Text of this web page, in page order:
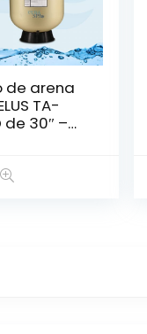
de arena
TA-
de 30″ –